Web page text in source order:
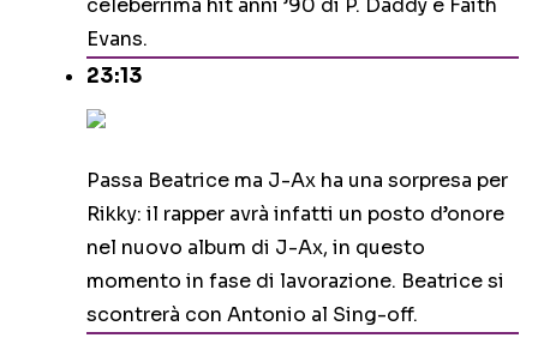
celeberrima hit anni ’90 di P. Daddy e Faith
Evans.
23:13
Passa Beatrice ma J-Ax ha una sorpresa per
Rikky: il rapper avrà infatti un posto d’onore
nel nuovo album di J-Ax, in questo
momento in fase di lavorazione. Beatrice si
scontrerà con Antonio al Sing-off.